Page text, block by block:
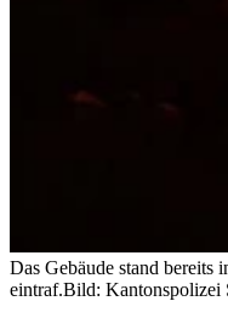
Das Gebäude stand bereits
eintraf.Bild: Kantonspolizei